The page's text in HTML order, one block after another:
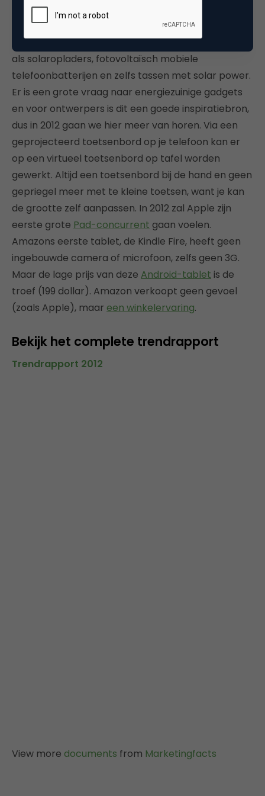
we energiezuiniger moeten omgaan met onze
spullen. En juist in gadget-land gaan we dit zien. De
solartechnologiemaakt grote sprongen – gadgets
als solaropladers, fotovoltaïsch mobiele
telefoonbatterijen en zelfs tassen met solar power.
Er is een grote vraag naar energiezuinige gadgets
en voor ontwerpers is dit een goede inspiratiebron,
dus in 2012 gaan we hier meer van horen. Via een
geprojecteerd toetsenbord op je telefoon kan er
op een virtueel toetsenbord op tafel worden
gewerkt. Altijd een toetsenbord bij de hand en geen
gepriegel meer met te kleine toetsen, want je kan
de grootte zelf aanpassen. In 2012 zal Apple zijn
eerste grote Pad-concurrent gaan voelen.
Amazons eerste tablet, de Kindle Fire, heeft geen
ingebouwde camera of microfoon, zelfs geen 3G.
Maar de lage prijs van deze Android-tablet is de
troef (199 dollar). Amazon verkoopt geen gevoel
(zoals Apple), maar een winkelervaring.
Bekijk het complete trendrapport
Trendrapport 2012
View more documents from Marketingfacts